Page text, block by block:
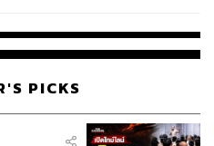
PICKS